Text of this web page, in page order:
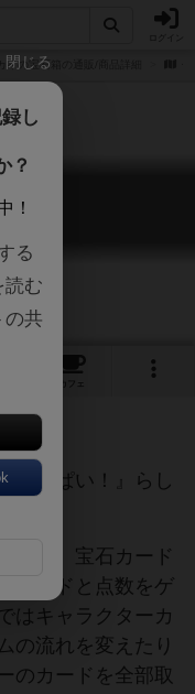
イの宝石箱の通販/商品詳細
カフェ
いっぱい！』らし
引き、宝石カード
カードと点数をゲ
はキャラクターカ
の流れを変えたり
のカードを全部取
閉じる
し
？
！
る
読む
の共